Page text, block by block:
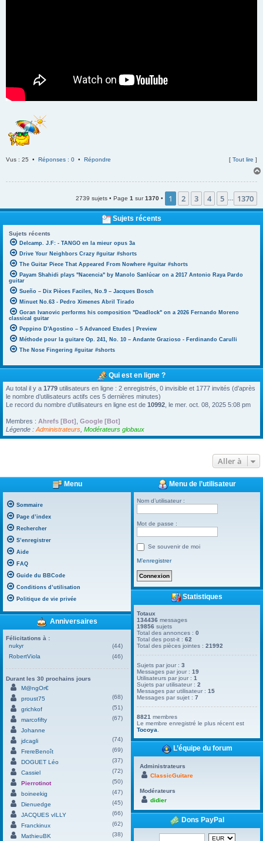
Vus : 25 • Réponses : 0 • Répondre [ Tout lire ]
2739 sujets • Page 1 sur1370 • 1 2 3 4 5 1370
Sujets récents
Sujets récents
Delcamp. J.F: - TANGO en la mieur opus 3a
Drive Your Neighbors Crazy #guitar #shorts
The Guitar Piece That Appeared From Nowhere #guitar #shorts
Payam Shahidi plays "Nacencia" by Manolo Sanlúcar on a 2017 Antonio Raya Pardo
guitar
Sueño – Dix Pièces Faciles, No.9 – Jacques Bosch
Minuet No.63 - Pedro Ximenes Abril Tirado
Goran Ivanovic performs his composition "Deadlock" on a 2026 Fernando Moreno
classical guitar
Peppino D'Agostino – 5 Advanced Etudes | Preview
Méthode pour la guitare Op. 241, No. 10 – Andante Grazioso - Ferdinando Carulli
The Nose Fingering #guitar #shorts
Qui est en ligne ?
Au total il y a 1779 utilisateurs en ligne : 2 enregistrés, 0 invisible et 1777 invités (d’après
le nombre d’utilisateurs actifs ces 5 dernières minutes)
Le record du nombre d’utilisateurs en ligne est de 10992 , le mer. oct. 08, 2025 5:08 pm
Membres : Ahrefs [Bot] Google [Bot]
Légende : Administrateurs Modérateurs globaux
Aller à
Menu
Sommaire
Page d’index
Rechercher
S’enregistrer
Aide
FAQ
Guide du BBCode
Conditions d’utilisation
Politique de vie privée
Anniversaires
Félicitations à :
nukyr
(44)
RobertViola
(46)
Durant les 30 prochains jours
M@ngOr€
proust75
(68)
grichkof
(51)
marcofifty
(67)
Johanne
jdcagli
(74)
FrereBenoît
(69)
DOGUET Léo
(37)
Cassiel
(72)
Pierrotinot
(50)
boineekig
(47)
Dienuedge
(45)
JACQUES vILLY
(66)
Franckinux
(62)
MathieuBK
(38)
Menu de l’utilisateur
Nom d’utilisateur :
Mot de passe :
Se souvenir de moi
M’enregistrer
Statistiques
Totaux
134436 messages
19856 sujets
Total des annonces :0
Total des post-it :62
Total des pièces jointes :21992
Sujets par jour :3
Messages par jour :19
Utilisateurs par jour :1
Sujets par utilisateur :2
Messages par utilisateur :15
Messages par sujet :7
8821 membres
Le membre enregistré le plus récent est
Tocoya
L’équipe du forum
Administrateurs
ClassicGuitare
Modérateurs
didier
Dons PayPal